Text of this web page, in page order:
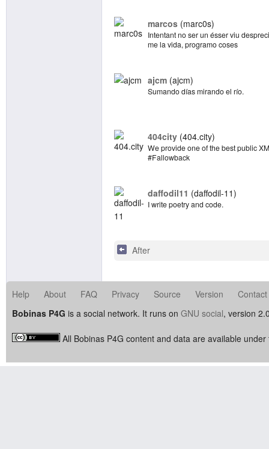
marcos marc0s
Intentant no ser un ésser viu
me la vida, programo coses
ajcm ajcm
Sumando días mirando el río.
404city 404.city
We provide one of the best public
#Fallowback
daffodil11 daffodil-11
I write poetry and code.
After
Help About FAQ Privacy Source Version
Contact
Bobinas P4G is a social network. It runs on GNU social, version
All Bobinas P4G content and data are available